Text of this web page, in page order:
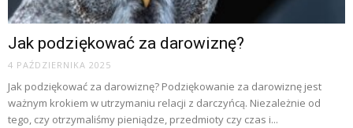
Jak podziękować za darowiznę?
4 PAŹDZIERNIKA 2025
Jak podziękować za darowiznę? Podziękowanie za darowiznę jest
ważnym krokiem w utrzymaniu relacji z darczyńcą. Niezależnie od
tego, czy otrzymaliśmy pieniądze, przedmioty czy czas i...